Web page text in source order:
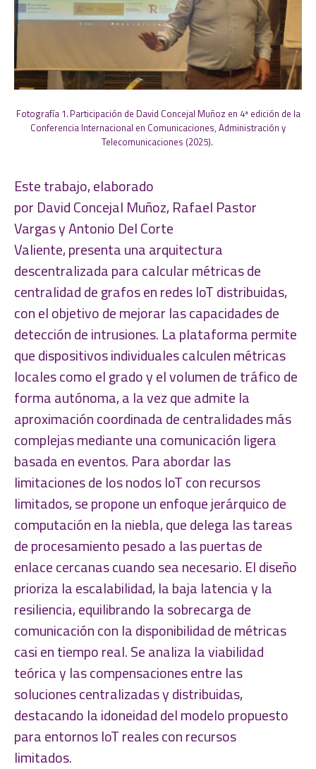
Fotografía 1. Participación de David Concejal Muñoz en 4ª edición de la
Conferencia Internacional en Comunicaciones, Administración y
Telecomunicaciones (2025).
Este trabajo, elaborado
por David Concejal Muñoz, Rafael Pastor
Vargas y Antonio Del Corte
Valiente, presenta una arquitectura
descentralizada para calcular métricas de
centralidad de grafos en redes IoT distribuidas,
con el objetivo de mejorar las capacidades de
detección de intrusiones. La plataforma permite
que dispositivos individuales calculen métricas
locales como el grado y el volumen de tráfico de
forma autónoma, a la vez que admite la
aproximación coordinada de centralidades más
complejas mediante una comunicación ligera
basada en eventos. Para abordar las
limitaciones de los nodos IoT con recursos
limitados, se propone un enfoque jerárquico de
computación en la niebla, que delega las tareas
de procesamiento pesado a las puertas de
enlace cercanas cuando sea necesario. El diseño
prioriza la escalabilidad, la baja latencia y la
resiliencia, equilibrando la sobrecarga de
comunicación con la disponibilidad de métricas
casi en tiempo real. Se analiza la viabilidad
teórica y las compensaciones entre las
soluciones centralizadas y distribuidas,
destacando la idoneidad del modelo propuesto
para entornos IoT reales con recursos
limitados.